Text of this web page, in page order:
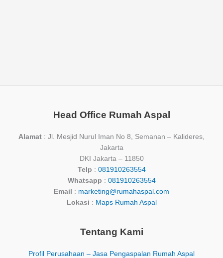
Head Office Rumah Aspal
Alamat : Jl. Mesjid Nurul Iman No 8, Semanan – Kalideres,
Jakarta
DKI Jakarta – 11850
Telp : 081910263554
Whatsapp : 081910263554
Email
: marketing@rumahaspal.com
Lokasi : Maps Rumah Aspal
Tentang Kami
Profil Perusahaan – Jasa Pengaspalan Rumah Aspal